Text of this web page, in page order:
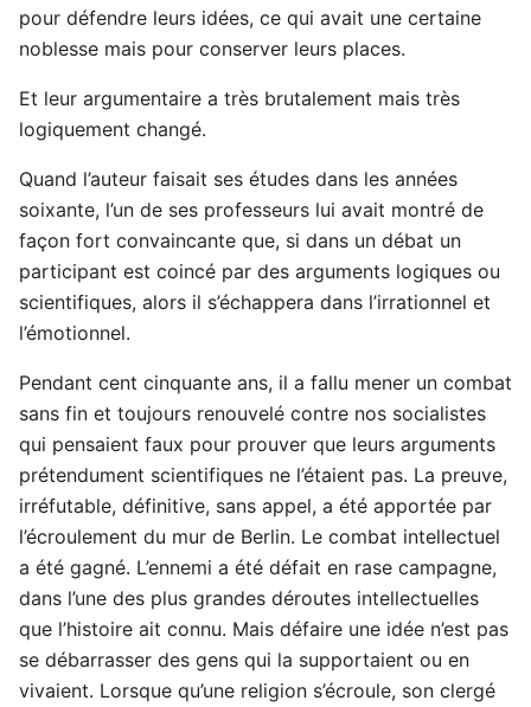
pour défendre leurs idées, ce qui avait une certaine
noblesse mais pour conserver leurs places.
Et leur argumentaire a très brutalement mais très
logiquement changé.
Quand l’auteur faisait ses études dans les années
soixante, l’un de ses professeurs lui avait montré de
façon fort convaincante que, si dans un débat un
participant est coincé par des arguments logiques ou
scientifiques, alors il s’échappera dans l’irrationnel et
l’émotionnel.
Pendant cent cinquante ans, il a fallu mener un combat
sans fin et toujours renouvelé contre nos socialistes
qui pensaient faux pour prouver que leurs arguments
prétendument scientifiques ne l’étaient pas. La preuve,
irréfutable, définitive, sans appel, a été apportée par
l’écroulement du mur de Berlin. Le combat intellectuel
a été gagné. L’ennemi a été défait en rase campagne,
dans l’une des plus grandes déroutes intellectuelles
que l’histoire ait connu. Mais défaire une idée n’est pas
se débarrasser des gens qui la supportaient ou en
vivaient. Lorsque qu’une religion s’écroule, son clergé